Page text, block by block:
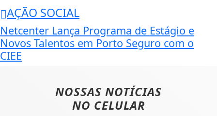
AÇÃO SOCIAL
Netcenter Lança Programa de Estágio e
Novos Talentos em Porto Seguro com o
CIEE
NOSSAS NOTÍCIAS
NO CELULAR